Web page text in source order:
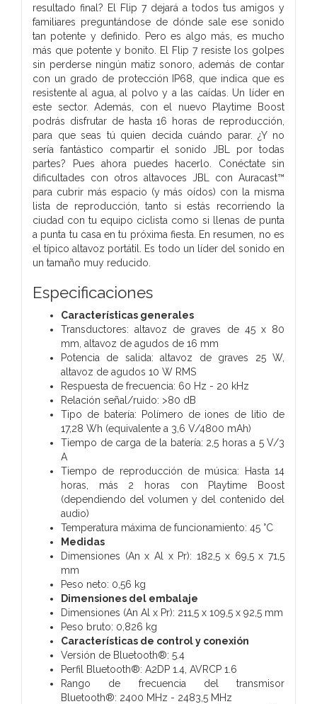
resultado final? El Flip 7 dejará a todos tus amigos y
familiares preguntándose de dónde sale ese sonido
tan potente y definido. Pero es algo más, es mucho
más que potente y bonito. El Flip 7 resiste los golpes
sin perderse ningún matiz sonoro, además de contar
con un grado de protección IP68, que indica que es
resistente al agua, al polvo y a las caídas. Un líder en
este sector. Además, con el nuevo Playtime Boost
podrás disfrutar de hasta 16 horas de reproducción,
para que seas tú quien decida cuándo parar. ¿Y no
sería fantástico compartir el sonido JBL por todas
partes? Pues ahora puedes hacerlo. Conéctate sin
dificultades con otros altavoces JBL con Auracast™
para cubrir más espacio (y más oídos) con la misma
lista de reproducción, tanto si estás recorriendo la
ciudad con tu equipo ciclista como si llenas de punta
a punta tu casa en tu próxima fiesta. En resumen, no es
el típico altavoz portátil. Es todo un líder del sonido en
un tamaño muy reducido.
Especificaciones
Características generales
Transductores: altavoz de graves de 45 x 80
mm, altavoz de agudos de 16 mm
Potencia de salida: altavoz de graves 25 W,
altavoz de agudos 10 W RMS
Respuesta de frecuencia: 60 Hz - 20 kHz
Relación señal/ruido: >80 dB
Tipo de batería: Polímero de iones de litio de
17,28 Wh (equivalente a 3,6 V/4800 mAh)
Tiempo de carga de la batería: 2,5 horas a 5 V/3
A
Tiempo de reproducción de música: Hasta 14
horas, más 2 horas con Playtime Boost
(dependiendo del volumen y del contenido del
audio)
Temperatura máxima de funcionamiento: 45 °C
Medidas
Dimensiones (An x Al x Pr): 182,5 x 69,5 x 71,5
mm
Peso neto: 0,56 kg
Dimensiones del embalaje
Dimensiones (An Al x Pr): 211,5 x 109,5 x 92,5 mm
Peso bruto: 0,826 kg
Características de control y conexión
Versión de Bluetooth®: 5.4
Perfil Bluetooth®: A2DP 1.4, AVRCP 1.6
Rango de frecuencia del transmisor
Bluetooth®: 2400 MHz - 2483,5 MHz